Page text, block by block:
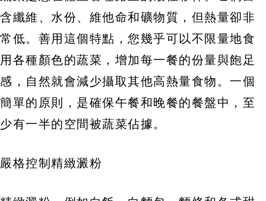
含纖維、水份、維他命和礦物質，但熱量卻非
常低。善用這個特點，您幾乎可以不限量地食
用各種顏色的蔬菜，增加每一餐的份量與飽足
感，自然就會減少攝取其他高熱量食物。一個
簡單的原則，是確保午餐和晚餐的餐盤中，至
少有一半的空間被蔬菜佔據。
嚴格控制精緻澱粉